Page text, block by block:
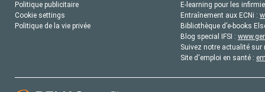
Politique publicitaire
Cookie settings
Politique de la vie privée
E-learning pour les
Entraînement aux ECNi :
Bibliothèque d’e-books
Blog special IFSI :
Suivez notre actualité sur
Site d'emploi en santé :